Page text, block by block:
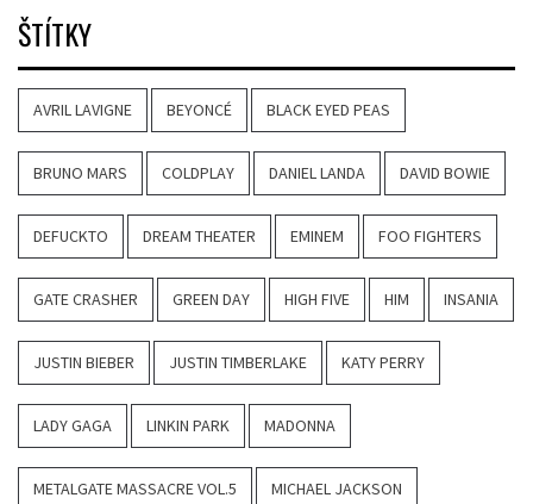
ŠTÍTKY
AVRIL LAVIGNE BEYONCÉ BLACK EYED PEAS
BRUNO MARS COLDPLAY DANIEL LANDA DAVID BOWIE
DEFUCKTO DREAM THEATER EMINEM FOO FIGHTERS
GATE CRASHER GREEN DAY HIGH FIVE HIM INSANIA
JUSTIN BIEBER JUSTIN TIMBERLAKE KATY PERRY
LADY GAGA LINKIN PARK MADONNA
METALGATE MASSACRE VOL.5 MICHAEL JACKSON